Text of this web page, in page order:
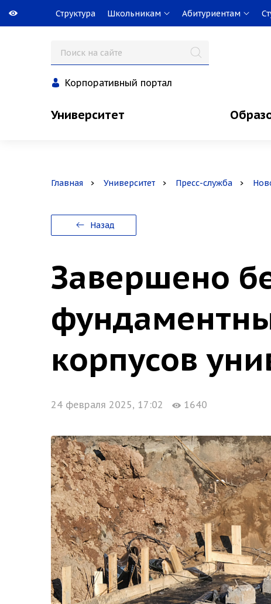
Структура Школьникам Абитуриентам
Корпоративный портал
Университет
Главная Университет Пресс-служба
Назад
Завершено
корпусов
24 февраля 2025, 17:02 1640